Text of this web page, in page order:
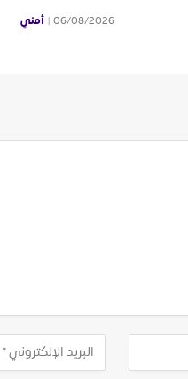
06/08/2026 أمني